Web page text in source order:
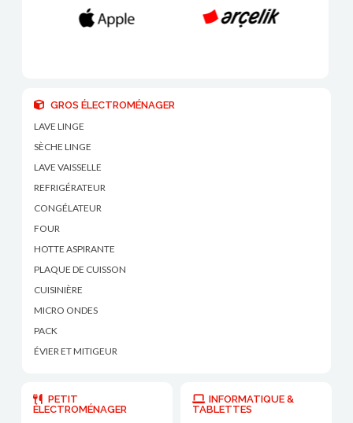
GROS ÉLECTROMÉNAGER
LAVE LINGE
SÈCHE LINGE
LAVE VAISSELLE
REFRIGÉRATEUR
CONGÉLATEUR
FOUR
HOTTE ASPIRANTE
PLAQUE DE CUISSON
CUISINIÈRE
MICRO ONDES
PACK
ÉVIER ET MITIGEUR
PETIT
ÉLECTROMÉNAGER
INFORMATIQUE &
TABLETTES